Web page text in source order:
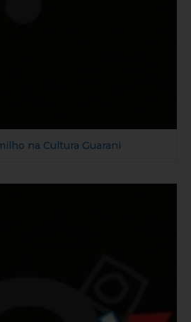
na Cultura Guarani